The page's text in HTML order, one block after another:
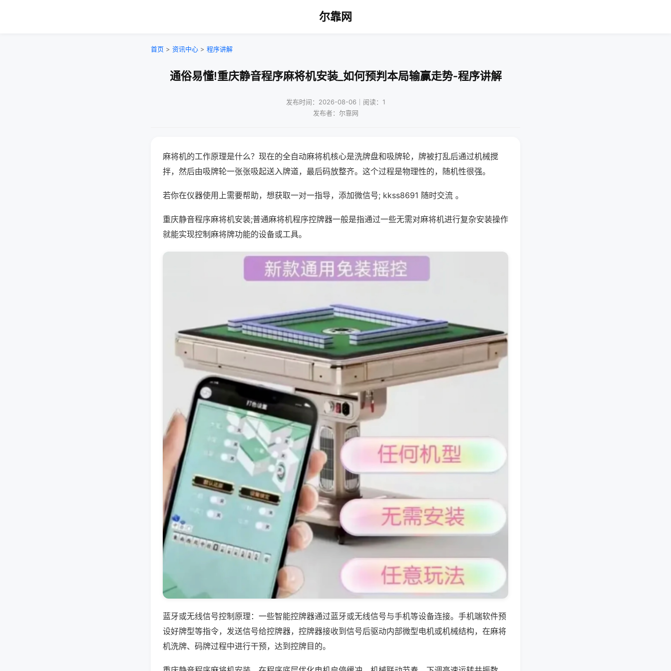
尔靠网
首页 > 资讯中心 > 程序讲解
通俗易懂!重庆静音程序麻将机安装_如何预判本局输赢走势-程序讲解
发布时间：2026-08-06｜阅读：1
发布者：尔靠网
麻将机的工作原理是什么？现在的全自动麻将机核心是洗牌盘和吸牌轮，牌被打乱后通过机械搅
拌，然后由吸牌轮一张张吸起送入牌道，最后码放整齐。这个过程是物理性的，随机性很强。
若你在仪器使用上需要帮助，想获取一对一指导，添加微信号; kkss8691 随时交流 。
重庆静音程序麻将机安装;普通麻将机程序控牌器一般是指通过一些无需对麻将机进行复杂安装操作
就能实现控制麻将牌功能的设备或工具。
蓝牙或无线信号控制原理：一些智能控牌器通过蓝牙或无线信号与手机等设备连接。手机端软件预
设好牌型等指令，发送信号给控牌器，控牌器接收到信号后驱动内部微型电机或机械结构，在麻将
机洗牌、码牌过程中进行干预，达到控牌目的。